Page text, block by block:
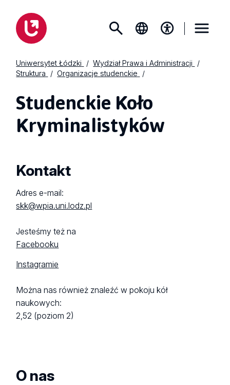
Uniwersytet Łódzki
Wydział Prawa i Administracji
Struktura
Organizacje studenckie
Studenckie Koło
Kryminalistyków
Kontakt
Adres e-mail:
skk@wpia.uni.lodz.pl
Jesteśmy też na
Facebooku
Instagramie
Można nas również znaleźć w pokoju kół
naukowych:
2,52 (poziom 2)
O nas